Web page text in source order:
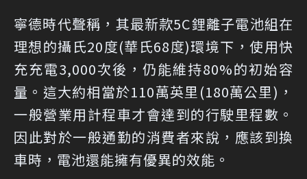
寧德時代聲稱，其最新款5C鋰離子電池組在
理想的攝氏20度(華氏68度)環境下，使用快
充充電3,000次後，仍能維持80%的初始容
量。這大約相當於110萬英里(180萬公里)，
一般營業用計程車才會達到的行駛里程數。
因此對於一般通勤的消費者來說，應該到換
車時，電池還能擁有優異的效能。